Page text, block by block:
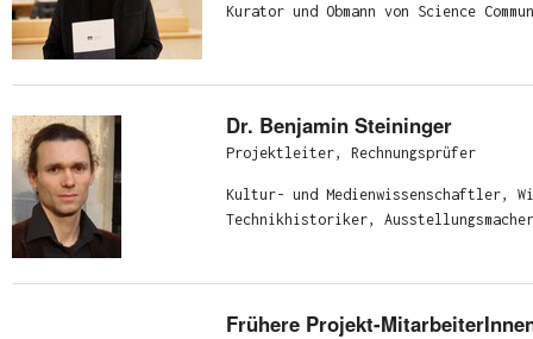
Kurator und Obmann von Science
Dr. Benjamin Steininger
Projektleiter, Rechnungsprüfer
Kultur- und Medienwissenschaftler,
Technikhistoriker,
Frühere Projekt-